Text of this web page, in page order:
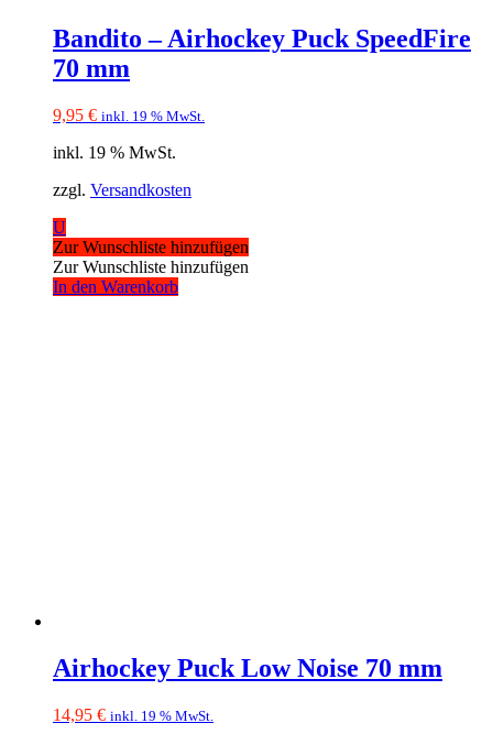
Bandito – Airhockey Puck SpeedFire
70 mm
9,95 € inkl. 19 % MwSt.
inkl. 19 % MwSt.
zzgl. Versandkosten
U
Zur Wunschliste hinzufügen
Zur Wunschliste hinzufügen
In den Warenkorb
Airhockey Puck Low Noise 70 mm
14,95 € inkl. 19 % MwSt.